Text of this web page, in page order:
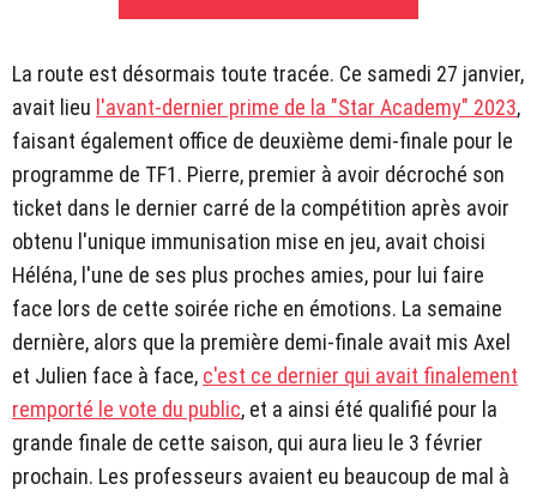
La route est désormais toute tracée. Ce samedi 27 janvier,
avait lieu l'avant-dernier prime de la "Star Academy" 2023,
faisant également office de deuxième demi-finale pour le
programme de TF1. Pierre, premier à avoir décroché son
ticket dans le dernier carré de la compétition après avoir
obtenu l'unique immunisation mise en jeu, avait choisi
Héléna, l'une de ses plus proches amies, pour lui faire
face lors de cette soirée riche en émotions. La semaine
dernière, alors que la première demi-finale avait mis Axel
et Julien face à face, c'est ce dernier qui avait finalement
remporté le vote du public, et a ainsi été qualifié pour la
grande finale de cette saison, qui aura lieu le 3 février
prochain. Les professeurs avaient eu beaucoup de mal à